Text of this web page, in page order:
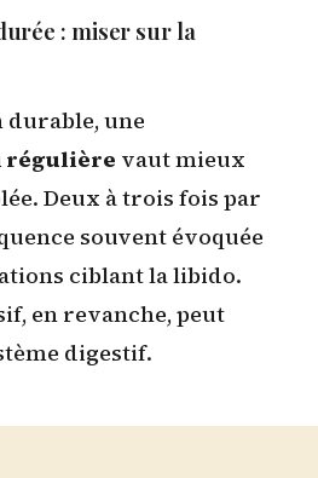
: miser sur la
durable, une
régulière vaut mieux
Deux à trois fois par
souvent évoquée
ciblant la libido.
en revanche, peut
digestif.